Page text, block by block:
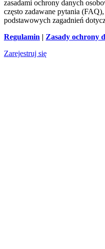
zasadami ochrony danych
często zadawane pytania
podstawowych zagadnień
Regulamin | Zasady ochrony
Zarejestruj się